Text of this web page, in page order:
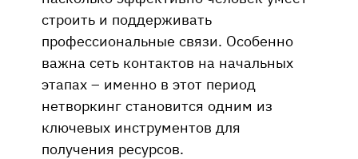
строить и поддерживать
профессиональные связи. Особенно
важна сеть контактов на начальных
этапах – именно в этот период
нетворкинг становится одним из
ключевых инструментов для
получения ресурсов.